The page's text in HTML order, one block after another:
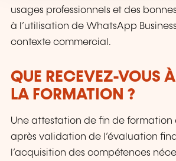
usages professionnels et des
à l’utilisation de WhatsApp
contexte commercial.
QUE RECEVEZ-VOUS
LA FORMATION ?
Une attestation de fin de formation
après validation de l’évaluation
l’acquisition des compétences